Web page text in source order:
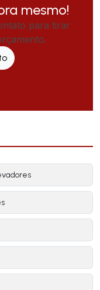
mesmo!
para tirar